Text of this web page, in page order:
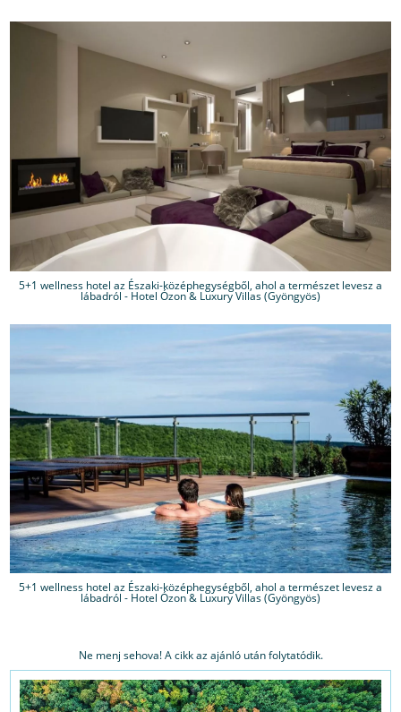
5+1 wellness hotel az Északi-középhegységből, ahol a természet levesz a
lábadról - Hotel Ózon & Luxury Villas (Gyöngyös)
5+1 wellness hotel az Északi-középhegységből, ahol a természet levesz a
lábadról - Hotel Ózon & Luxury Villas (Gyöngyös)
Ne menj sehova! A cikk az ajánló után folytatódik.